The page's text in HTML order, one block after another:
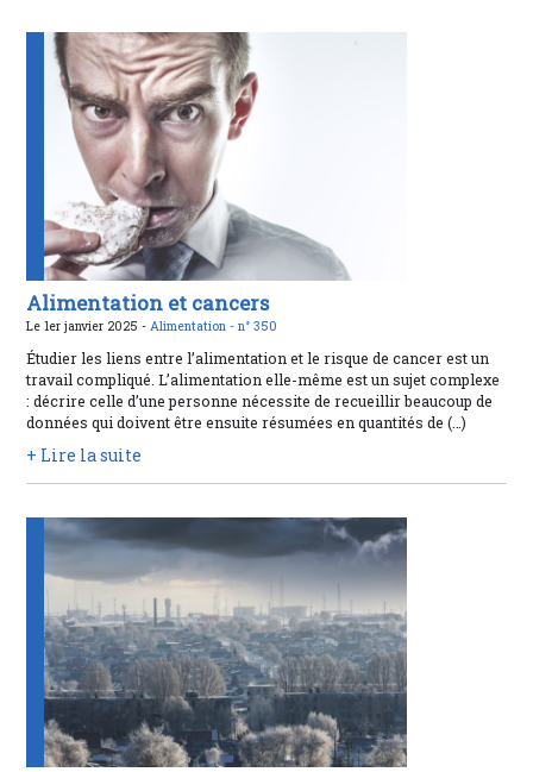
Alimentation et cancers
Le 1er janvier 2025 -Alimentation -n° 350
Étudier les liens entre l’alimentation et le risque de cancer est un
travail compliqué. L’alimentation elle-même est un sujet complexe
: décrire celle d’une personne nécessite de recueillir beaucoup de
données qui doivent être ensuite résumées en quantités de (…)
+ Lire la suite